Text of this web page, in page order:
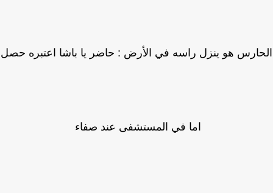
هو ينزل راسه في الأرض : حاضر يا باشا اعتبره حصل
اما في المستشفى عند صفاء